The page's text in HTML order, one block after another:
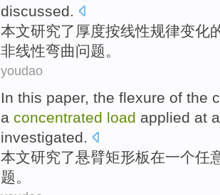
discussed.
本文研究了 厚度按线性规律变化
非线性弯曲问题。
youdao
In this paper, the flexure of the
a concentrated load applied at
investigated.
本文研究了悬臂矩形板在一个任
题。